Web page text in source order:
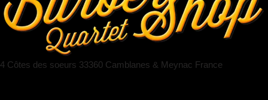
4 Côtes des soeurs 33360 Camblanes & Meynac France